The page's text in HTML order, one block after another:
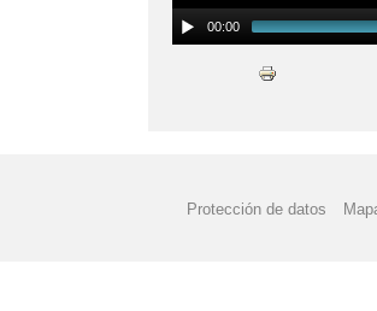
00:00
Protección de datos